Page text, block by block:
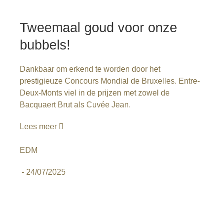
Tweemaal goud voor onze
bubbels!
Dankbaar om erkend te worden door het
prestigieuze Concours Mondial de Bruxelles. Entre-
Deux-Monts viel in de prijzen met zowel de
Bacquaert Brut als Cuvée Jean.
Lees meer
EDM
- 24/07/2025